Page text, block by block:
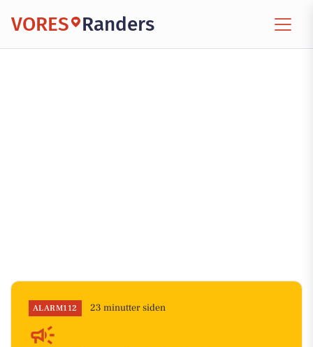
VORES Randers
ALARM112 23 minutter siden